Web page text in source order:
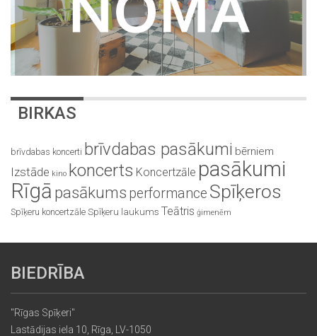
BIRKAS
brīvdabas koncerti brīvdabas pasākumi bērniem
Izstāde kino koncerts Koncertzāle pasākumi
Rīgā pasākums performance Spīķeros
Spīķeru koncertzāle Spīķeru laukums Teātris ģimenēm
BIEDRĪBA
"Rīgas Spīķeri"
Lastādijas iela 10, Rīga, LV-1050